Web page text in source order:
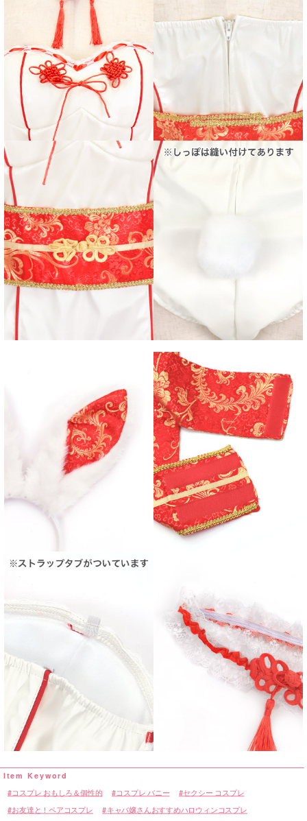
コスプレ おもしろ＆個性的 コスプレ バニー セクシー コスプレ
お友達と！ペアコスプレ キャバ嬢さんおすすめハロウィンコスプレ